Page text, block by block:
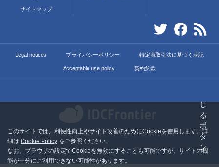
このサイトでは、利便性向上やサイト改善のためにCookieを使用します。詳
細は Cookie Policy をご参照ください。
なお、ブラウザの設定でCookieを無効にすることも可能ですが、サイトの機
能が十分にご利用できない可能性があります。
サイトマップ
Legal notices プライバシーポリシー 特定商取引法に基づく表記
Acceptable use policy 契約約款
© IDC Frontier Inc. All Rights Reserved.